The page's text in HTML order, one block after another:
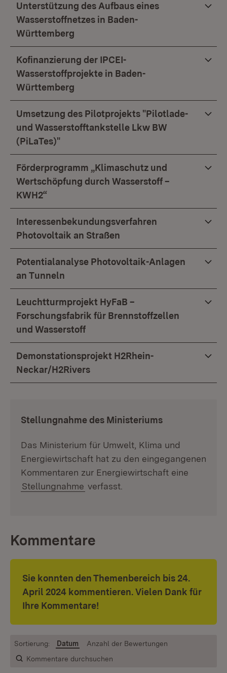
Unterstützung des Aufbaus eines
Wasserstoffnetzes in Baden-
Württemberg
Kofinanzierung der IPCEI-
Wasserstoffprojekte in Baden-
Württemberg
Umsetzung des Pilotprojekts "Pilotlade-
und Wasserstofftankstelle Lkw BW
(PiLaTes)"
Förderprogramm „Klimaschutz und
Wertschöpfung durch Wasserstoff –
KWH2“
Interessenbekundungsverfahren
Photovoltaik an Straßen
Potentialanalyse Photovoltaik-Anlagen
an Tunneln
Leuchtturmprojekt HyFaB –
Forschungsfabrik für Brennstoffzellen
und Wasserstoff
Demonstationsprojekt H2Rhein-
Neckar/H2Rivers
:Stellungnahme des Ministeriums
Das Ministerium für Umwelt, Klima und
Energiewirtschaft hat zu den eingegangenen
Kommentaren zur Energiewirtschaft eine
Stellungnahme verfasst.
Kommentare
Sie konnten den Themenbereich bis 24.
April 2024 kommentieren. Vielen Dank für
Ihre Kommentare!
Kommentare durchsuchen
Sortierung: Datum Anzahl der Bewertungen